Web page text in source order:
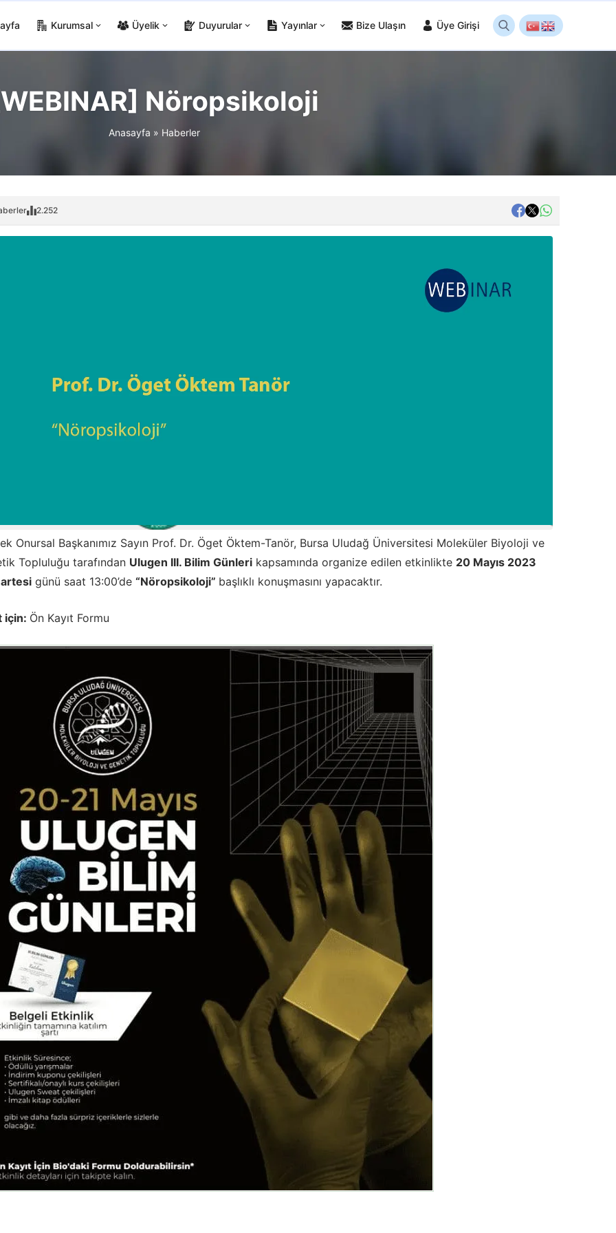
Kurumsal Üyelik Duyurular Yayınlar Bize Ulaşın Üye Girişi
Nöropsikoloji
Anasayfa » Haberler
2.252
Onursal Başkanımız Sayın Prof. Dr. Öget Öktem-Tanör, Bursa Uludağ Üniversitesi Moleküler Biyoloji ve
Topluluğu tarafından Ulugen III. Bilim Günleri kapsamında organize edilen etkinlikte 20 Mayıs 2023
günü saat 13:00’de “Nöropsikoloji” başlıklı konuşmasını yapacaktır.
için: Ön Kayıt Formu